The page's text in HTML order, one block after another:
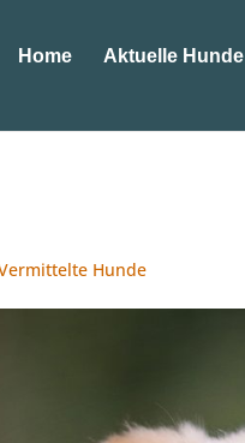
Home Aktuelle Hunde
Hunde